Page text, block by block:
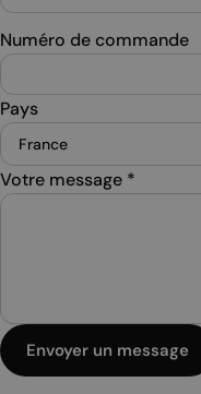
Numéro de commande
Pays
Votre message *
Envoyer un message